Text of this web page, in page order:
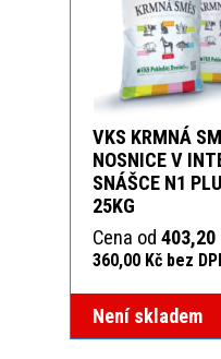
VKS KRMNÁ
NOSNICE V
SNÁŠCE N1
25KG
Cena od 403,20
360,00 Kč bez
Není skladem